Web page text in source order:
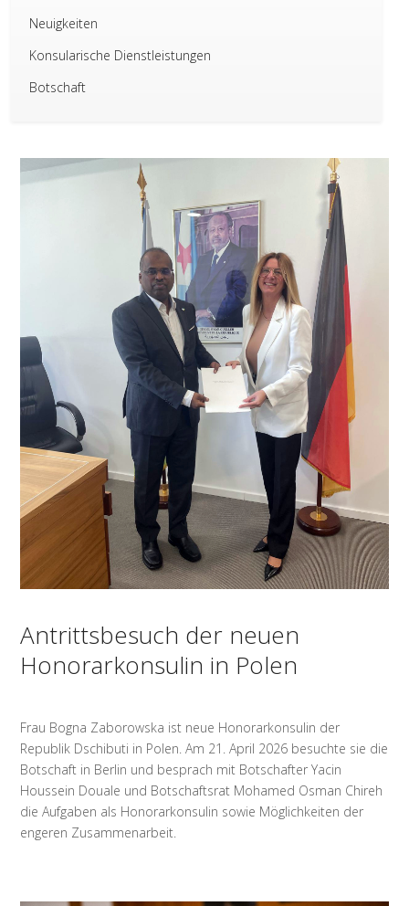
Neuigkeiten
Konsularische Dienstleistungen
Botschaft
Antrittsbesuch der neuen
Honorarkonsulin in Polen
Frau Bogna Zaborowska ist neue Honorarkonsulin der
Republik Dschibuti in Polen. Am 21. April 2026 besuchte sie die
Botschaft in Berlin und besprach mit Botschafter Yacin
Houssein Douale und Botschaftsrat Mohamed Osman Chireh
die Aufgaben als Honorarkonsulin sowie Möglichkeiten der
engeren Zusammenarbeit.